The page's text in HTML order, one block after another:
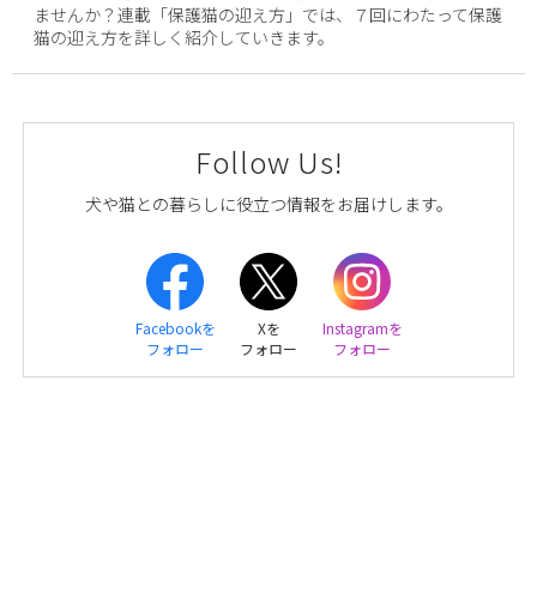
ませんか？連載「保護猫の迎え方」では、７回にわたって保護
猫の迎え方を詳しく紹介していきます。
Follow Us!
犬や猫との暮らしに役立つ情報をお届けします。
Facebookを
フォロー
Xを
フォロー
Instagramを
フォロー